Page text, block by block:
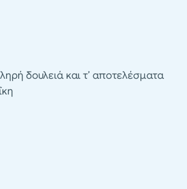
δουλειά και τ’ αποτελέσματα